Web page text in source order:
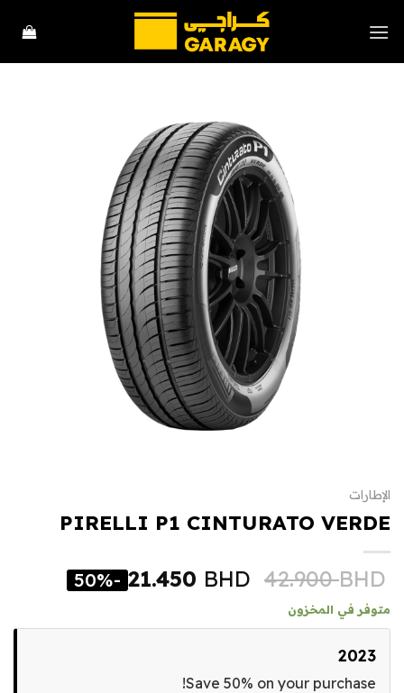
للمحتوى
الإطارات
PIRELLI P1 CINTURATO VERDE
42.900BHD
21.450 BHD
-50%
متوفر في المخزون
2023
Save 50% on your purchase!